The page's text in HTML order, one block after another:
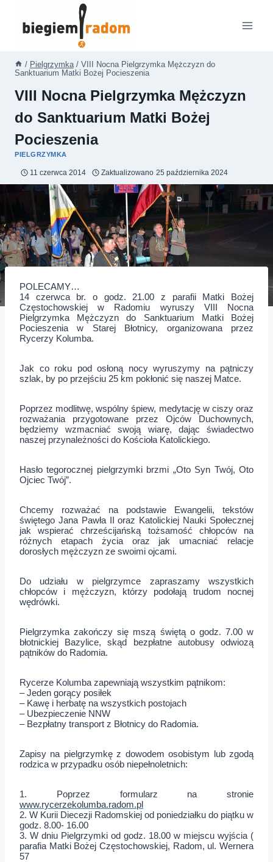
/ Pielgrzymka / VIII Nocna Pielgrzymka Mężczyzn do
Sanktuarium Matki Bożej Pocieszenia
VIII Nocna Pielgrzymka Mężczyzn
do Sanktuarium Matki Bożej
Pocieszenia
PIELGRZYMKA
11 czerwca 2014 Zaktualizowano 25 października 2024
POLECAMY…
14 czerwca br. o godz. 21.00 z parafii Matki Bożej
Częstochowskiej w Radomiu wyruszy VIII Nocna
Pielgrzymka Mężczyzn do Sanktuarium Matki Bożej
Pocieszenia w Starej Błotnicy, organizowana przez
Rycerzy Kolumba.
Jak co roku pod osłoną nocy wyruszymy na pątniczy
szlak, by po przejściu 25 km pokłonić się naszej Matce.
Poprzez modlitwę, wspólny śpiew, medytację w ciszy oraz
rozważania przygotowane przez Ojców Duchownych,
będziemy wzmacniać swoją wiarę, dając świadectwo
naszej przynależności do Kościoła Katolickiego.
Hasło tegorocznej pielgrzymki brzmi „Oto Syn Twój, Oto
Ojciec Twój”.
Chcemy rozważać na podstawie Ewangelii, tekstów
świętego Jana Pawła II oraz Katolickiej Nauki Społecznej
jak wspierać chrześcijańską tożsamość chłopców na
różnych etapach życia oraz jak umacniać relacje
dorosłych mężczyzn ze swoimi ojcami.
Do udziału w pielgrzymce zapraszamy wszystkich
chłopców i mężczyzn, którzy podołają trudom nocnej
wędrówki.
Pielgrzymka zakończy się mszą świętą o godz. 7.00 w
błotnickiej Bazylice, skąd bezpłatne autobusy odwiozą
pątników do Radomia.
Rycerze Kolumba zapewniają wszystkim pątnikom:
– Jeden gorący posiłek
– Kawę i herbatę na wszystkich postojach
– Ubezpieczenie NNW
– Bezpłatny transport z Błotnicy do Radomia.
Zapisy na pielgrzymkę z dowodem osobistym lub zgodą
rodzica w przypadku osób niepełnoletnich:
1. Poprzez formularz na stronie
www.rycerzekolumba.radom.pl
2. W Kurii Diecezji Radomskiej od poniedziałku do piątku w
godz. 8.00- 16.00
3. W dniu Pielgrzymki od godz. 18.00 w miejscu wyjścia (
parafia Matki Bożej Częstochowskiej, Radom, ul. Wernera
57